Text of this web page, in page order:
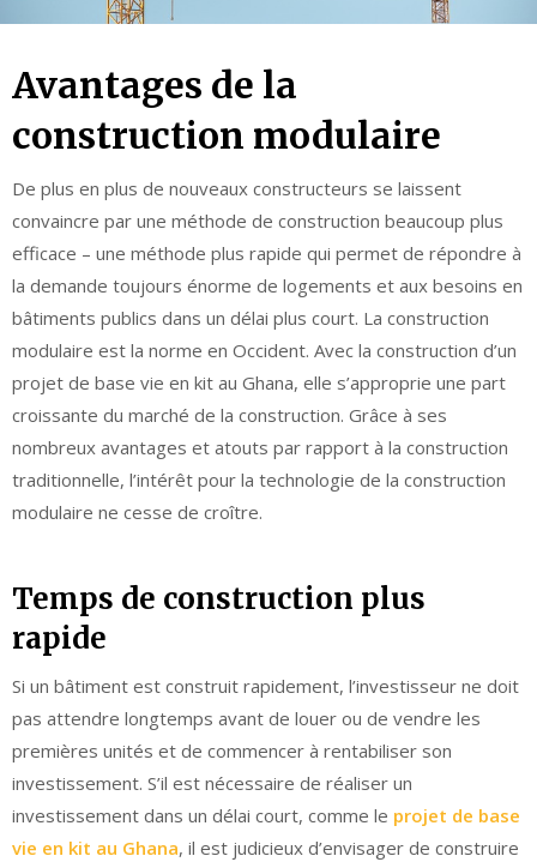
Avantages de la
construction modulaire
De plus en plus de nouveaux constructeurs se laissent
convaincre par une méthode de construction beaucoup plus
efficace – une méthode plus rapide qui permet de répondre à
la demande toujours énorme de logements et aux besoins en
bâtiments publics dans un délai plus court. La construction
modulaire est la norme en Occident. Avec la construction d’un
projet de base vie en kit au Ghana, elle s’approprie une part
croissante du marché de la construction. Grâce à ses
nombreux avantages et atouts par rapport à la construction
traditionnelle, l’intérêt pour la technologie de la construction
modulaire ne cesse de croître.
Temps de construction plus
rapide
Si un bâtiment est construit rapidement, l’investisseur ne doit
pas attendre longtemps avant de louer ou de vendre les
premières unités et de commencer à rentabiliser son
investissement. S’il est nécessaire de réaliser un
investissement dans un délai court, comme le projet de base
vie en kit au Ghana, il est judicieux d’envisager de construire